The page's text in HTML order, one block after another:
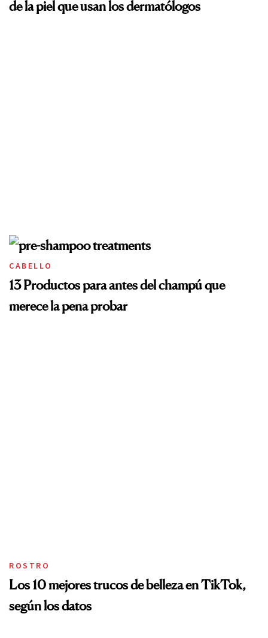
de la piel que usan los dermatólogos
CABELLO
13 Productos para antes del champú que
merece la pena probar
ROSTRO
Los 10 mejores trucos de belleza en TikTok,
según los datos